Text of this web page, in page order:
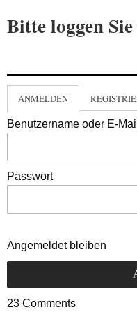
Bitte loggen
ANMELDEN
Benutzername oder E-
Passwort
Angemeldet bleiben
23 Comments